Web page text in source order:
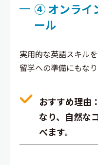
④ オンライ
ール
実用的な英語スキル
留学への準備にもなり
おすすめ理由
なり、自然な
べます。